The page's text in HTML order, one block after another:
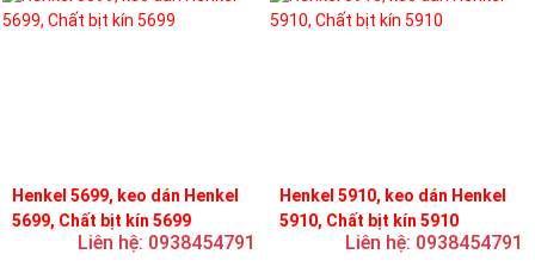
Henkel 5699, keo dán Henkel
5699, Chất bịt kín 5699
Liên hệ: 0938454791
Henkel 5910, keo dán Henkel
5910, Chất bịt kín 5910
Liên hệ: 0938454791